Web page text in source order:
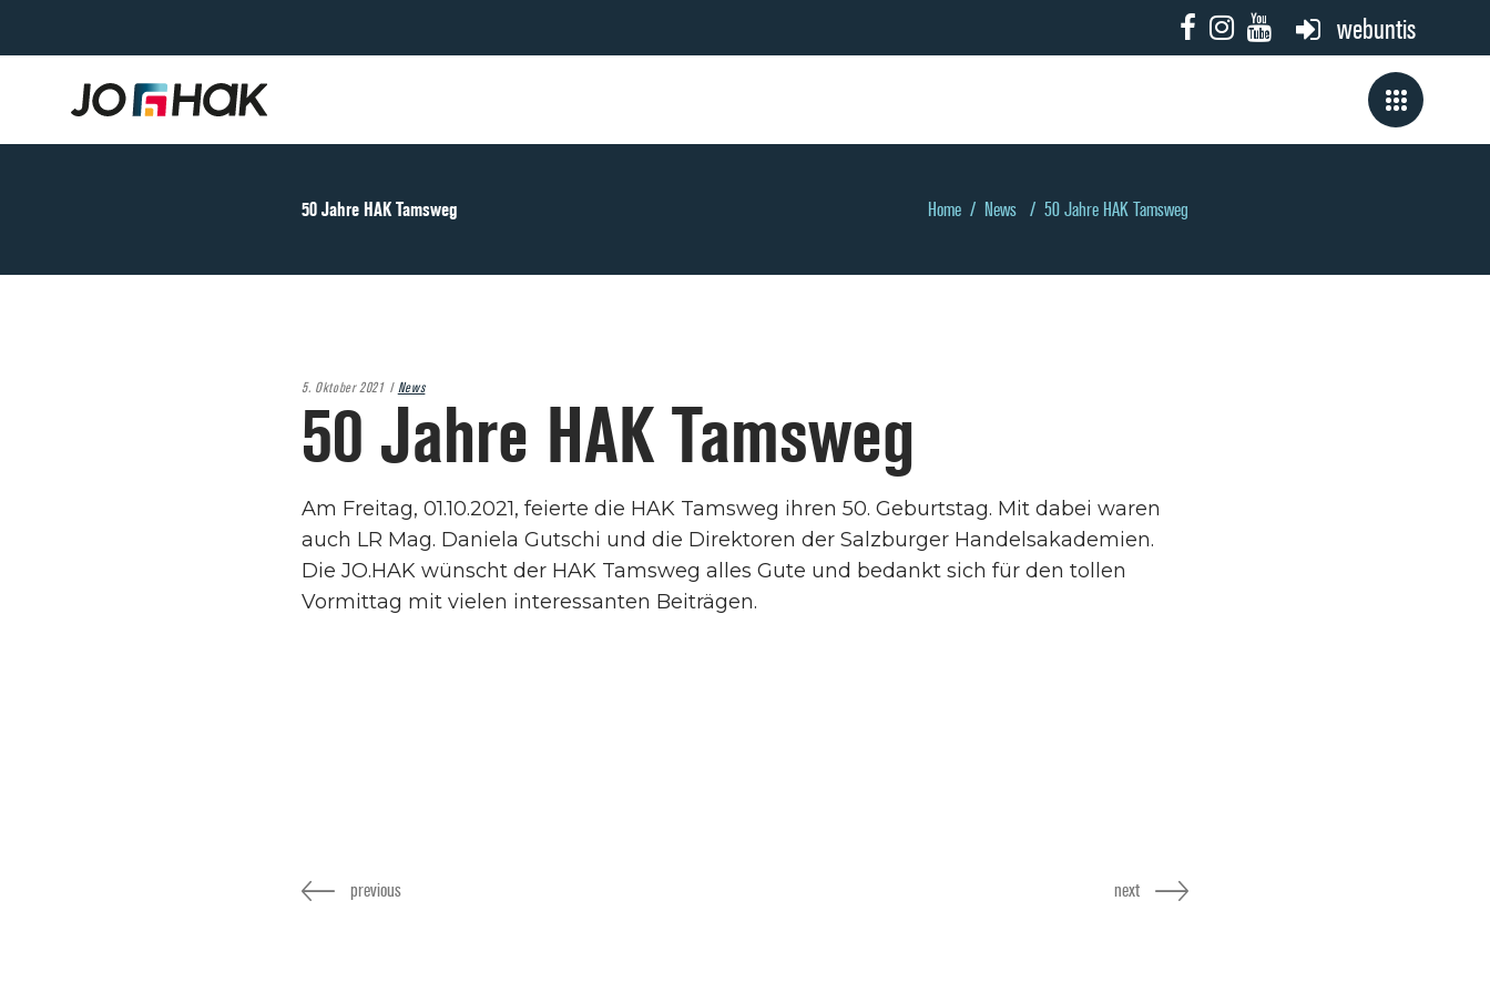
webuntis
50 Jahre HAK Tamsweg Home / News / 50 Jahre HAK Tamsweg
5. Oktober 2021 News
50 Jahre HAK Tamsweg
Am Freitag, 01.10.2021, feierte die HAK Tamsweg ihren 50. Geburtstag. Mit dabei waren
auch LR Mag. Daniela Gutschi und die Direktoren der Salzburger Handelsakademien.
Die JO.HAK wünscht der HAK Tamsweg alles Gute und bedankt sich für den tollen
Vormittag mit vielen interessanten Beiträgen.
previous next